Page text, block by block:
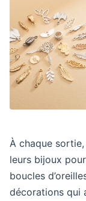
À chaque
leurs bijoux
boucles
décorations qui